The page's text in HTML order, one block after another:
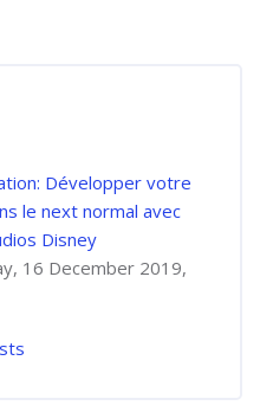
Développer votre
le next normal avec
Disney
16 December 2019,